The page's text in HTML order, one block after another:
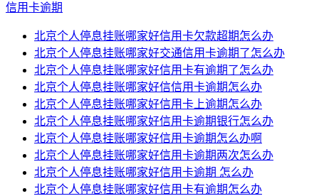
信用卡逾期
北京个人停息挂账哪家好信用卡欠款超期怎么办
北京个人停息挂账哪家好交通信用卡逾期了怎么办
北京个人停息挂账哪家好信用卡有逾期了怎么办
北京个人停息挂账哪家好信信用卡逾期怎么办
北京个人停息挂账哪家好信用卡上逾期怎么办
北京个人停息挂账哪家好信用卡逾期银行怎么办
北京个人停息挂账哪家好信用卡逾期怎么办啊
北京个人停息挂账哪家好信用卡逾期两次怎么办
北京个人停息挂账哪家好信用卡逾期 怎么办
北京个人停息挂账哪家好信用卡有逾期怎么办